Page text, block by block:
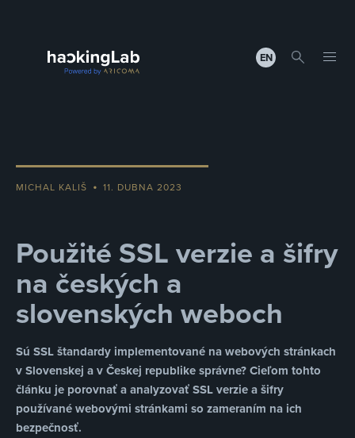
EN
MICHAL KALIŠ • 11. DUBNA 2023
Použité SSL verzie a šifry
na českých a
slovenských weboch
Sú SSL štandardy implementované na webových stránkach
v Slovenskej a v Českej republike správne? Cieľom tohto
článku je porovnať a analyzovať SSL verzie a šifry
používané webovými stránkami so zameraním na ich
bezpečnosť.